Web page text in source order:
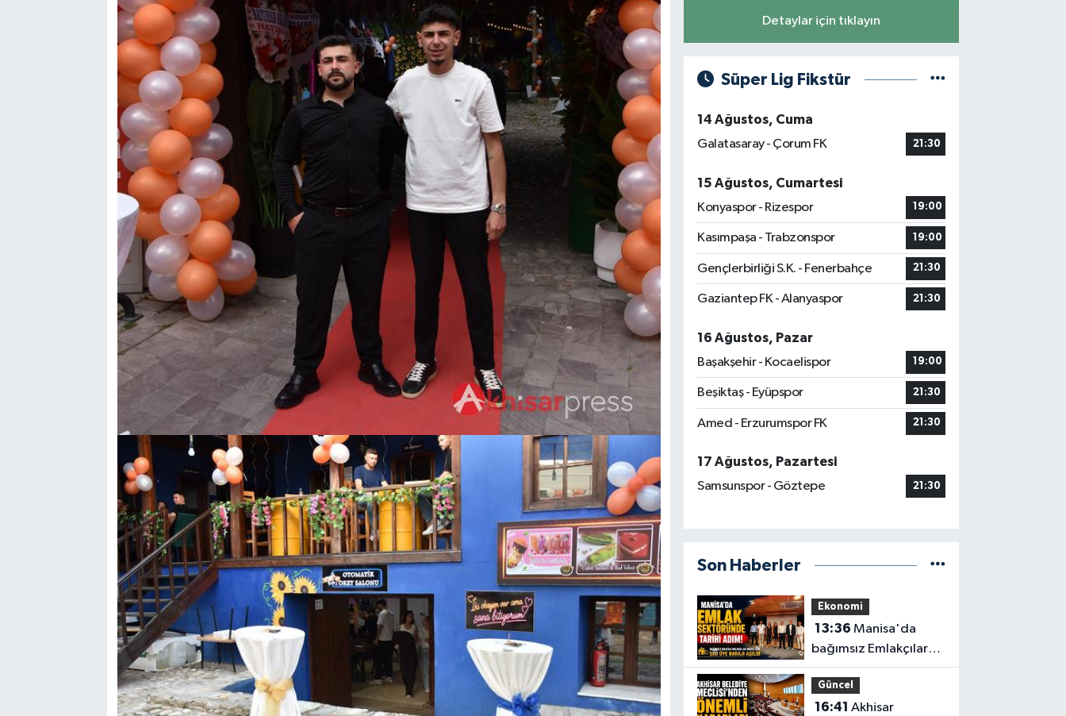
Detaylar için tıklayın
Süper Lig Fikstür
14 Ağustos, Cuma
Galatasaray - Çorum FK
21:30
15 Ağustos, Cumartesi
Konyaspor - Rizespor
19:00
Kasımpaşa - Trabzonspor 19:00
Gençlerbirliği S.K. - Fenerbahçe 21:30
Gaziantep FK - Alanyaspor 21:30
16 Ağustos, Pazar
Başakşehir - Kocaelispor
19:00
Beşiktaş - Eyüpspor 21:30
Amed - Erzurumspor FK 21:30
17 Ağustos, Pazartesi
Samsunspor - Göztepe
21:30
Son Haberler
Ekonomi
13:36 Manisa'da
bağımsız Emlakçılar
Odası için 500 üye
barajı aşıldı
Güncel
16:41 Akhisar